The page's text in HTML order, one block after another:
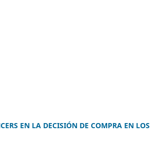
EN LA DECISIÓN DE COMPRA EN LOS